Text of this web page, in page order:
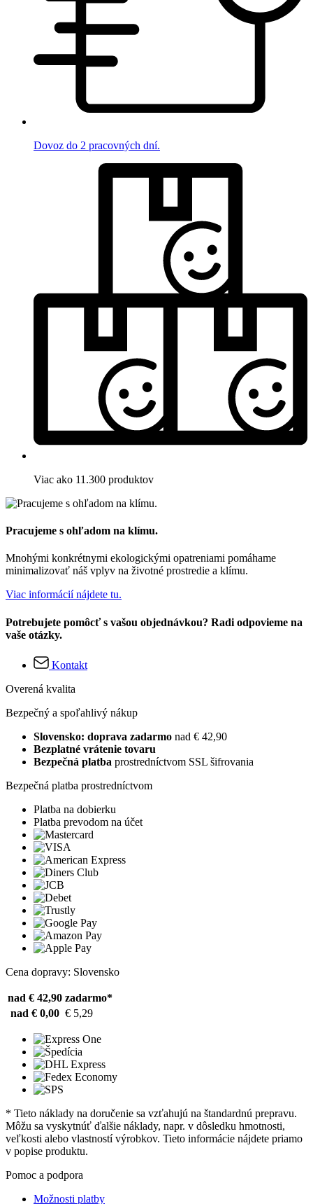
Dovoz do 2 pracovných dní.
Viac ako 11.300 produktov
Pracujeme s ohľadom na klímu.
Mnohými konkrétnymi ekologickými opatreniami pomáhame
minimalizovať náš vplyv na životné prostredie a klímu.
Viac informácií nájdete tu.
Potrebujete pomôcť s vašou objednávkou? Radi odpovieme na
vaše otázky.
Kontakt
Overená kvalita
Bezpečný a spoľahlivý nákup
Slovensko: doprava zadarmo nad € 42,90
Bezplatné vrátenie tovaru
Bezpečná platba prostredníctvom SSL šifrovania
Bezpečná platba prostredníctvom
Platba na dobierku
Platba prevodom na účet
Cena dopravy: Slovensko
nad € 42,90 zadarmo*
nad € 0,00 € 5,29
* Tieto náklady na doručenie sa vzťahujú na štandardnú prepravu.
Môžu sa vyskytnúť ďalšie náklady, napr. v dôsledku hmotnosti,
veľkosti alebo vlastností výrobkov. Tieto informácie nájdete priamo
v popise produktu.
Pomoc a podpora
Možnosti platby